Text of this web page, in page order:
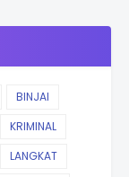
BINJAI
KRIMINAL
LANGKAT